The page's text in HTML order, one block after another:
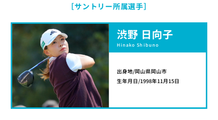
［サントリー所属選手］
渋野 日向子
Hinako Shibuno
出身地/岡山県岡山市
生年月日/1998年11月15日